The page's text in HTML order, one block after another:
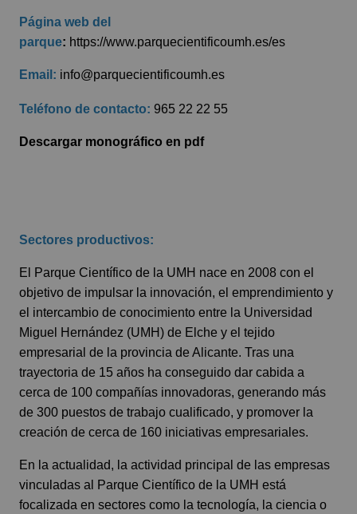
Página web del
parque: https://www.parquecientificoumh.es/es
Email: info@parquecientificoumh.es
Teléfono de contacto: 965 22 22 55
Descargar monográfico en pdf
Sectores productivos:
El Parque Científico de la UMH nace en 2008 con el
objetivo de impulsar la innovación, el emprendimiento y
el intercambio de conocimiento entre la Universidad
Miguel Hernández (UMH) de Elche y el tejido
empresarial de la provincia de Alicante. Tras una
trayectoria de 15 años ha conseguido dar cabida a
cerca de 100 compañías innovadoras, generando más
de 300 puestos de trabajo cualificado, y promover la
creación de cerca de 160 iniciativas empresariales.
En la actualidad, la actividad principal de las empresas
vinculadas al Parque Científico de la UMH está
focalizada en sectores como la tecnología, la ciencia o